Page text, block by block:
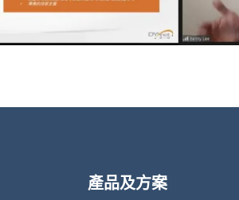
產品及方案